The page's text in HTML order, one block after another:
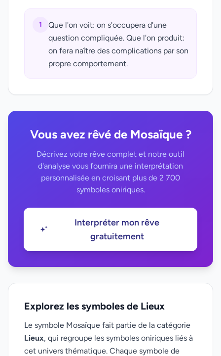
1
Que l'on voit: on s'occupera d'une
question compliquée. Que l'on produit:
on fera naître des complications par son
propre comportement.
Vous avez rêvé de Mosaïque ?
Décrivez votre rêve complet et notre outil
d'analyse vous fournira une interprétation
personnalisée en croisant plus de 2 700
symboles oniriques.
Interpréter mon rêve
gratuitement
Explorez les symboles de Lieux
Le symbole Mosaïque fait partie de la catégorie
Lieux, qui regroupe les symboles oniriques liés à
cet univers thématique. Chaque symbole de